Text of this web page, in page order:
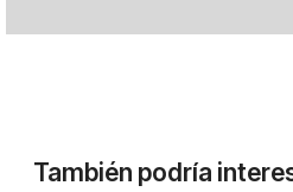
También podría